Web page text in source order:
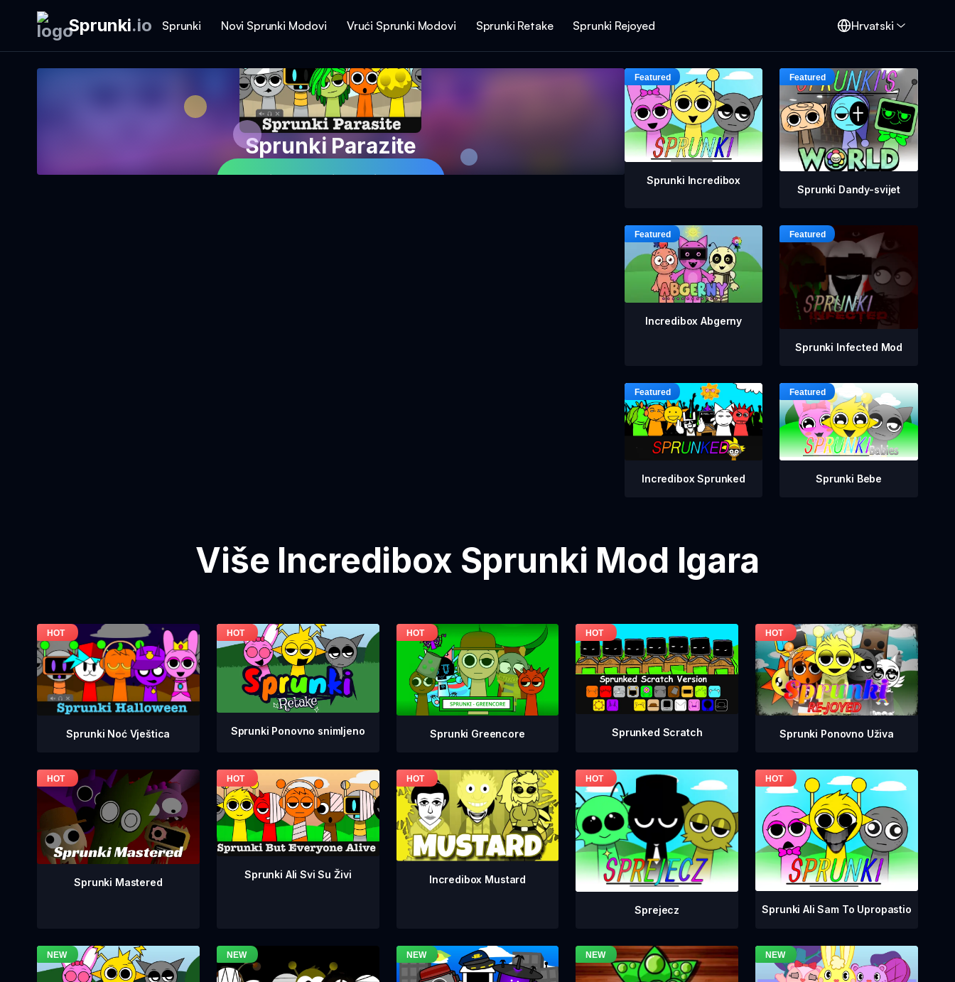
Sprunki.io Sprunki Novi Sprunki Modovi Vrući Sprunki Modovi Sprunki Retake Sprunki Rejoyed Hrvatski
Sprunki Parazite
Igrajte Sprunki Parazit sada Sprunki Incredibox
Sprunki Dandy-svijet
Incredibox Abgerny
Sprunki Infected Mod
Incredibox Sprunked Sprunki Bebe
Više Incredibox Sprunki Mod Igara
Sprunki Noć Vještica Sprunki Ponovno snimljeno Sprunki Greencore Sprunked Scratch Sprunki Ponovno Uživa
Sprunki Mastered
Sprunki Ali Svi Su Živi Incredibox Mustard
Sprejecz Sprunki Ali Sam To Upropastio